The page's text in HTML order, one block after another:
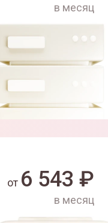
в месяц
от 6 543 ₽
в месяц